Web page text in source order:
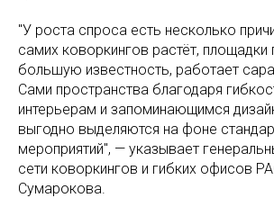
"У роста спроса есть несколько
самих коворкингов растёт,
большую известность, работает
Сами пространства благодаря
интерьерам и запоминающимся
выгодно выделяются на фоне
мероприятий", — указывает
сети коворкингов и гибких офисов
Сумарокова.